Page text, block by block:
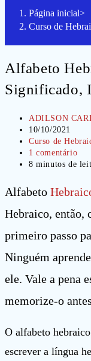
Página inicial>
Curso de
Alfabeto
Significado,
Autor
do
post:
ADILSON
Post
publicado:
10/10/2021
Categoria
do
post:
Curso de
Comentários
do
1 comentário
Tempo
leitura:
8 minutos de
Alfabeto
Hebraico, então,
primeiro passo
Ninguém
ele. Vale a pena
memorize-o
O alfabeto
escrever a língua